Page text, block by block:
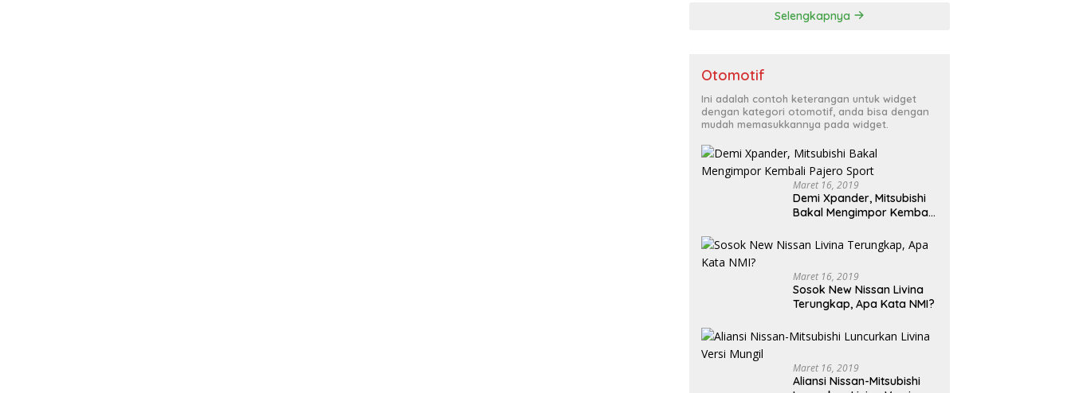
Selengkapnya
Otomotif
Ini adalah contoh keterangan untuk widget
dengan kategori otomotif, anda bisa dengan
mudah memasukkannya pada widget.
Maret 16, 2019
Demi Xpander, Mitsubishi
Bakal Mengimpor Kembali
Maret 16, 2019
Sosok New Nissan Livina
Terungkap, Apa Kata NMI?
Maret 16, 2019
Aliansi Nissan-Mitsubishi